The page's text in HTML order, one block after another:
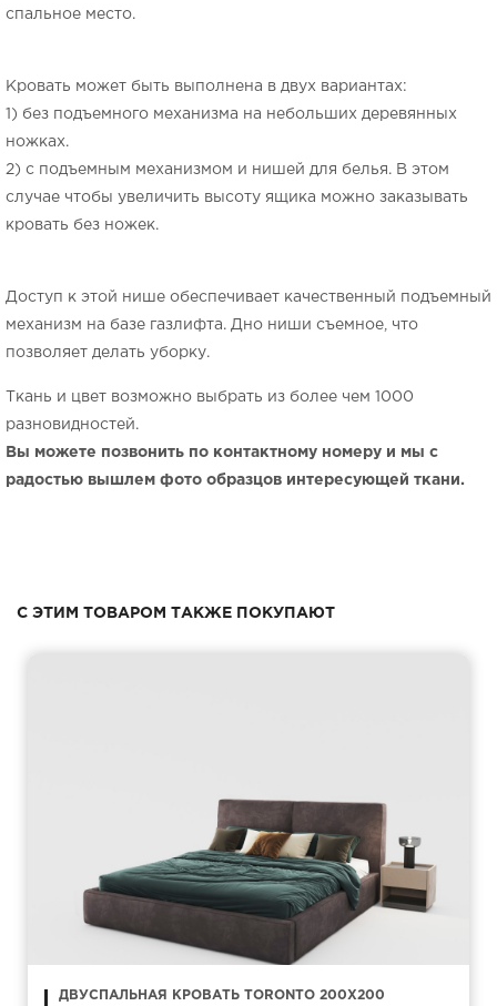
спальное место.
Кровать может быть выполнена в двух вариантах:
1) без подъемного механизма на небольших деревянных
ножках.
2) с подъемным механизмом и нишей для белья. В этом
случае чтобы увеличить высоту ящика можно заказывать
кровать без ножек.
Доступ к этой нише обеспечивает качественный подъемный
механизм на базе газлифта. Дно ниши съемное, что
позволяет делать уборку.
Ткань и цвет возможно выбрать из более чем 1000
разновидностей.
Вы можете позвонить по контактному номеру и мы с
радостью вышлем фото образцов интересующей ткани.
С ЭТИМ ТОВАРОМ ТАКЖЕ ПОКУПАЮТ
ДВУСПАЛЬНАЯ КРОВАТЬ TORONTO 200Х200